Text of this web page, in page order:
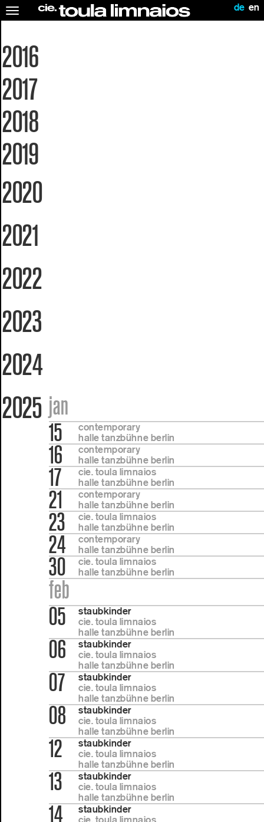
de en
Toggle
navigation
2016
2017
2018
2019
2020
2021
2022
2023
2024
2025 jan
15
contemporary
halle tanzbühne berlin
16
contemporary
halle tanzbühne berlin
17
cie. toula limnaios
halle tanzbühne berlin
21
contemporary
halle tanzbühne berlin
23
cie. toula limnaios
halle tanzbühne berlin
24
contemporary
halle tanzbühne berlin
30
cie. toula limnaios
halle tanzbühne berlin
feb
05
staubkinder
cie. toula limnaios
halle tanzbühne berlin
06
staubkinder
cie. toula limnaios
halle tanzbühne berlin
07
staubkinder
cie. toula limnaios
halle tanzbühne berlin
08
staubkinder
cie. toula limnaios
halle tanzbühne berlin
12
staubkinder
cie. toula limnaios
halle tanzbühne berlin
13
staubkinder
cie. toula limnaios
halle tanzbühne berlin
14
staubkinder